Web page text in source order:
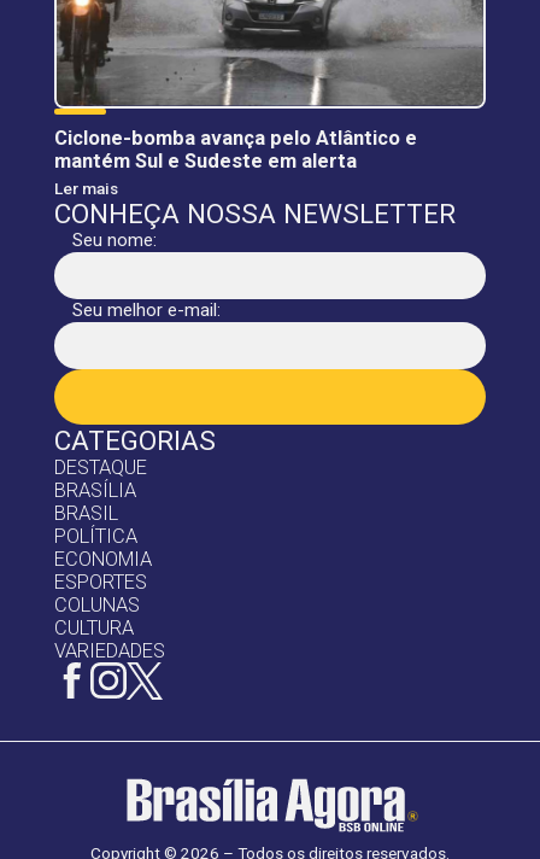
CATEGORIAS
DESTAQUE
BRASÍLIA
BRASIL
POLÍTICA
ECONOMIA
ESPORTES
COLUNAS
CULTURA
VARIEDADES
Ciclone-bomba avança pelo Atlântico e
mantém Sul e Sudeste em alerta
Ler mais
CONHEÇA NOSSA NEWSLETTER
Seu nome:
Seu melhor e-mail:
Copyright © 2026 – Todos os direitos reservados.